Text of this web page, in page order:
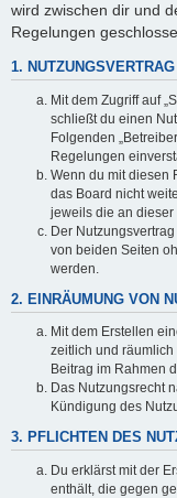
wird zwischen dir und
Regelungen
1. NUTZUNGSVERTRAG
Mit dem Zugriff auf
schließt du einen
Folgenden
Regelungen
Wenn du mit diesen
das Board nicht
jeweils die an
Der
von beiden Seiten
werden.
2. EINRÄUMUNG VON
Mit dem Erstellen
zeitlich und
Beitrag im Rahmen
Das Nutzungsrecht
Kündigung des
3. PFLICHTEN DES
Du erklärst mit der
enthält, die gegen